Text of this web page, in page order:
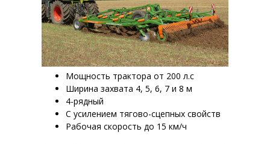
Мощность трактора от 200 л.с
Ширина захвата 4, 5, 6, 7 и 8 м
4-рядный
С усилением тягово-сцепных свойств
Рабочая скорость до 15 км/ч